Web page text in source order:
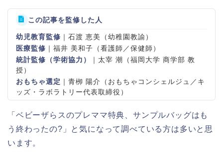
この記事を監修した人
幼児教育監修 ｜石渡 恵美（幼稚園教諭）
医療監修 ｜福井 美和子（看護師／保健師）
統計監修（学術協力）
｜太宰 潮（福岡大学 商学部 教
授）
おもちゃ選定 ｜青栁 陽介（おもちゃコンシェルジュ／キ
ッズ・ラボラトリー代表取締役）
「ベビーザらスのプレママ特典、サンプルバッグはも
う終わったの?」と気になって調べている方は多いと思
います。